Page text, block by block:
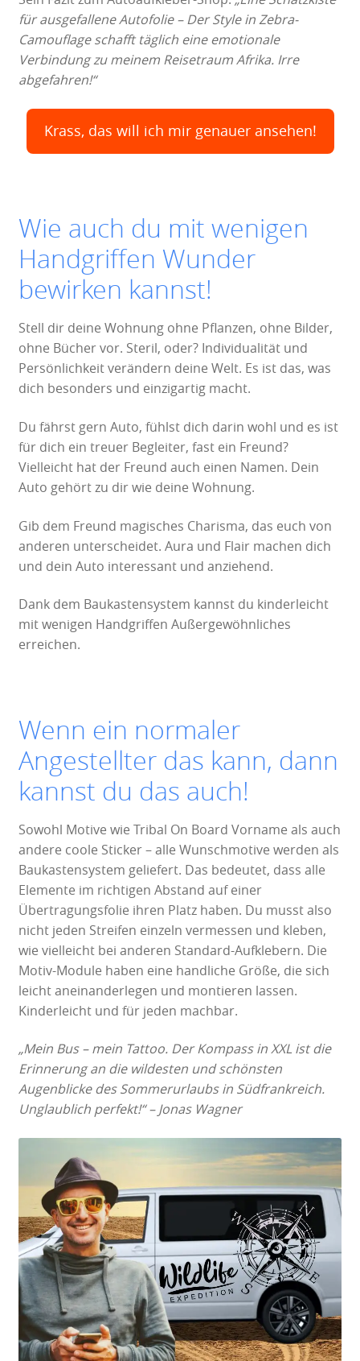
für ausgefallene Autofolie – Der Style in Zebra-
Camouflage schafft täglich eine emotionale
Verbindung zu meinem Reisetraum Afrika. Irre
abgefahren!“
Krass, das will ich mir genauer ansehen!
Wie auch du mit wenigen
Handgriffen Wunder
bewirken kannst!
Stell dir deine Wohnung ohne Pflanzen, ohne Bilder,
ohne Bücher vor. Steril, oder? Individualität und
Persönlichkeit verändern deine Welt. Es ist das, was
dich besonders und einzigartig macht.
Du fährst gern Auto, fühlst dich darin wohl und es ist
für dich ein treuer Begleiter, fast ein Freund?
Vielleicht hat der Freund auch einen Namen. Dein
Auto gehört zu dir wie deine Wohnung.
Gib dem Freund magisches Charisma, das euch von
anderen unterscheidet. Aura und Flair machen dich
und dein Auto interessant und anziehend.
Dank dem Baukastensystem kannst du kinderleicht
mit wenigen Handgriffen Außergewöhnliches
erreichen.
Wenn ein normaler
Angestellter das kann, dann
kannst du das auch!
Sowohl Motive wie Tribal On Board Vorname als auch
andere coole Sticker – alle Wunschmotive werden als
Baukastensystem geliefert. Das bedeutet, dass alle
Elemente im richtigen Abstand auf einer
Übertragungsfolie ihren Platz haben. Du musst also
nicht jeden Streifen einzeln vermessen und kleben,
wie vielleicht bei anderen Standard-Aufklebern. Die
Motiv-Module haben eine handliche Größe, die sich
leicht aneinanderlegen und montieren lassen.
Kinderleicht und für jeden machbar.
„Mein Bus – mein Tattoo. Der Kompass in XXL ist die
Erinnerung an die wildesten und schönsten
Augenblicke des Sommerurlaubs in Südfrankreich.
Unglaublich perfekt!“ – Jonas Wagner